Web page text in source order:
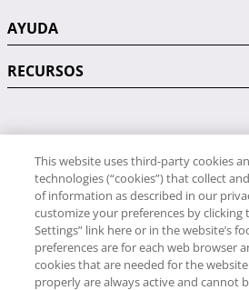
AYUDA
RECURSOS
PÓNGASE EN CONTACTO
RCI
34 91 406 9058
This website uses third-party cookies
technologies (“cookies”) that collect
of information as described in our
customize your preferences by clicking
Settings” link here or in the website’s
preferences are for each web browser
cookies that are needed for the
properly are always active and cannot